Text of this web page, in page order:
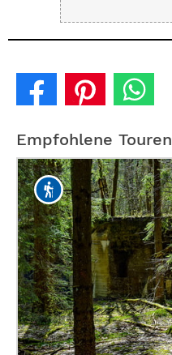
Empfohlene Touren